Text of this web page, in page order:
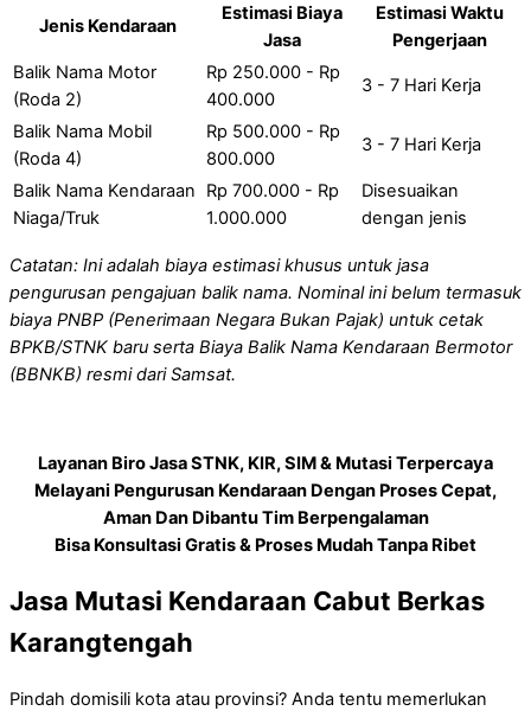
Jenis Kendaraan
Estimasi Biaya
Jasa
Estimasi Waktu
Pengerjaan
Balik Nama Motor
(Roda 2)
Rp 250.000 - Rp
400.000
3 - 7 Hari Kerja
Balik Nama Mobil
(Roda 4)
Rp 500.000 - Rp
800.000
3 - 7 Hari Kerja
Balik Nama Kendaraan
Niaga/Truk
Rp 700.000 - Rp
1.000.000
Disesuaikan
dengan jenis
Catatan: Ini adalah biaya estimasi khusus untuk jasa
pengurusan pengajuan balik nama. Nominal ini belum termasuk
biaya PNBP (Penerimaan Negara Bukan Pajak) untuk cetak
BPKB/STNK baru serta Biaya Balik Nama Kendaraan Bermotor
(BBNKB) resmi dari Samsat.
Layanan Biro Jasa STNK, KIR, SIM & Mutasi Terpercaya
Melayani Pengurusan Kendaraan Dengan Proses Cepat,
Aman Dan Dibantu Tim Berpengalaman
Bisa Konsultasi Gratis & Proses Mudah Tanpa Ribet
Jasa Mutasi Kendaraan Cabut Berkas
Karangtengah
Pindah domisili kota atau provinsi? Anda tentu memerlukan